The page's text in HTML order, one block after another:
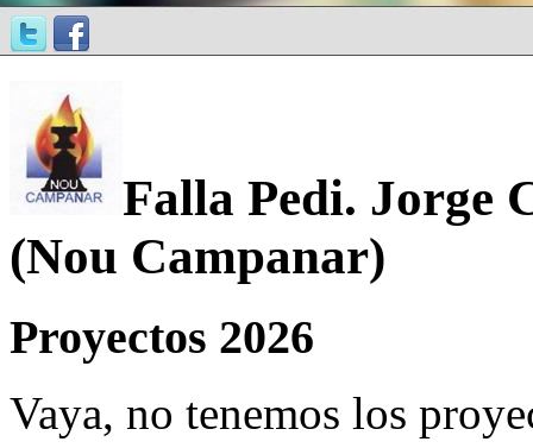
Falla Pedi. Jorge
(Nou Campanar)
Proyectos 2026
Vaya, no tenemos los